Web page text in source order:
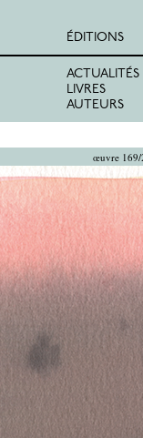
ÉDITIONS
ACTUALITÉS
LIVRES
AUTEURS
œuvre 169/